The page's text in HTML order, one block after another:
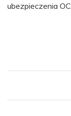
ubezpieczenia